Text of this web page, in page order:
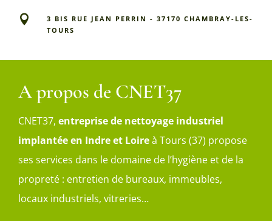

3 BIS RUE JEAN PERRIN - 37170 CHAMBRAY-LES-
TOURS
A propos de CNET37
CNET37, entreprise de nettoyage industriel
implantée en Indre et Loireà Tours (37) propose
ses services dans le domaine de l’hygiène et de la
propreté : entretien de bureaux, immeubles,
locaux industriels, vitreries…